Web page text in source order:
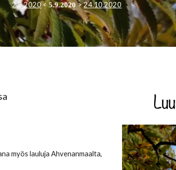
2.8.2020< 5.9.2020 > 24.10.2020
myös lauluja Ahvenanmaalta,